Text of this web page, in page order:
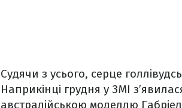
Судячи з усього, серце
Наприкінці грудня у ЗМІ
австралійською моделлю